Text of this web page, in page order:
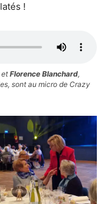
!
etFlorence Blanchard,
sont au micro de Crazy